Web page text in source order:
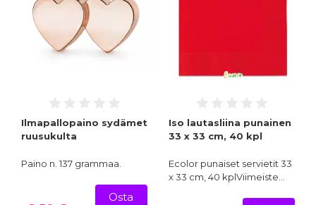
Ilmapallopaino sydämet
ruusukulta
Paino n. 137 grammaa.
Osta
Iso lautasliina punainen
33 x 33 cm, 40 kpl
Ecolor punaiset servietit 33
x 33 cm, 40 kplViimeiste…